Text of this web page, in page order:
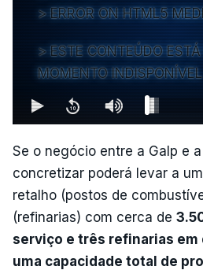
ERROR ON HTML5
ESTE CONTEÚDO
MOMENTO INDISPONÍVEL
Se o negócio entre a Galp e
concretizar poderá levar a
retalho (postos de
(refinarias) com cerca de
serviço e três refinarias em
uma capacidade total de